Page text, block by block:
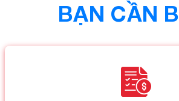
BẠN CẦN